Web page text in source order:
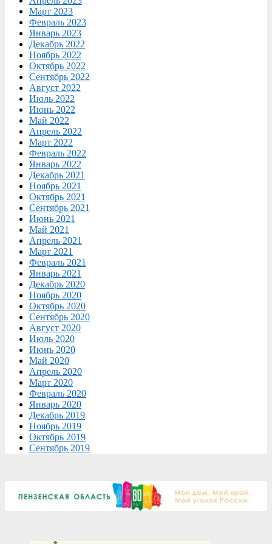
Март 2023
Февраль 2023
Январь 2023
Декабрь 2022
Ноябрь 2022
Октябрь 2022
Сентябрь 2022
Август 2022
Июль 2022
Июнь 2022
Май 2022
Апрель 2022
Март 2022
Февраль 2022
Январь 2022
Декабрь 2021
Ноябрь 2021
Октябрь 2021
Сентябрь 2021
Июнь 2021
Май 2021
Апрель 2021
Март 2021
Февраль 2021
Январь 2021
Декабрь 2020
Ноябрь 2020
Октябрь 2020
Сентябрь 2020
Август 2020
Июль 2020
Июнь 2020
Май 2020
Апрель 2020
Март 2020
Февраль 2020
Январь 2020
Декабрь 2019
Ноябрь 2019
Октябрь 2019
Сентябрь 2019